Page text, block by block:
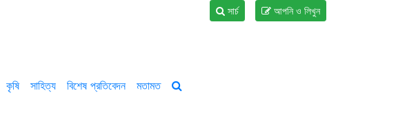
আপনি ও লিখুন
সার্চ
কৃষি সাহিত্য বিশেষ প্রতিবেদন মতামত